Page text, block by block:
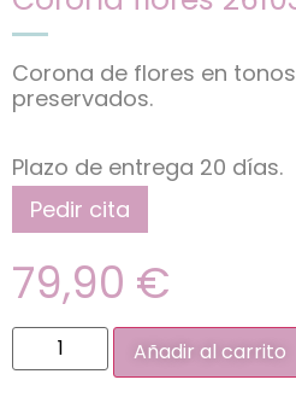
Corona de flores en
preservados.
Plazo de entrega 20 días.
Pedir cita
79,90 €
Añadir al carrito